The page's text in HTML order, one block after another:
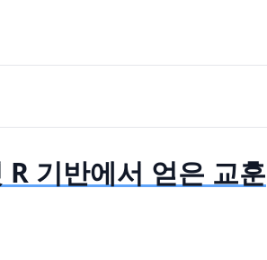
기반에서 얻은 교훈